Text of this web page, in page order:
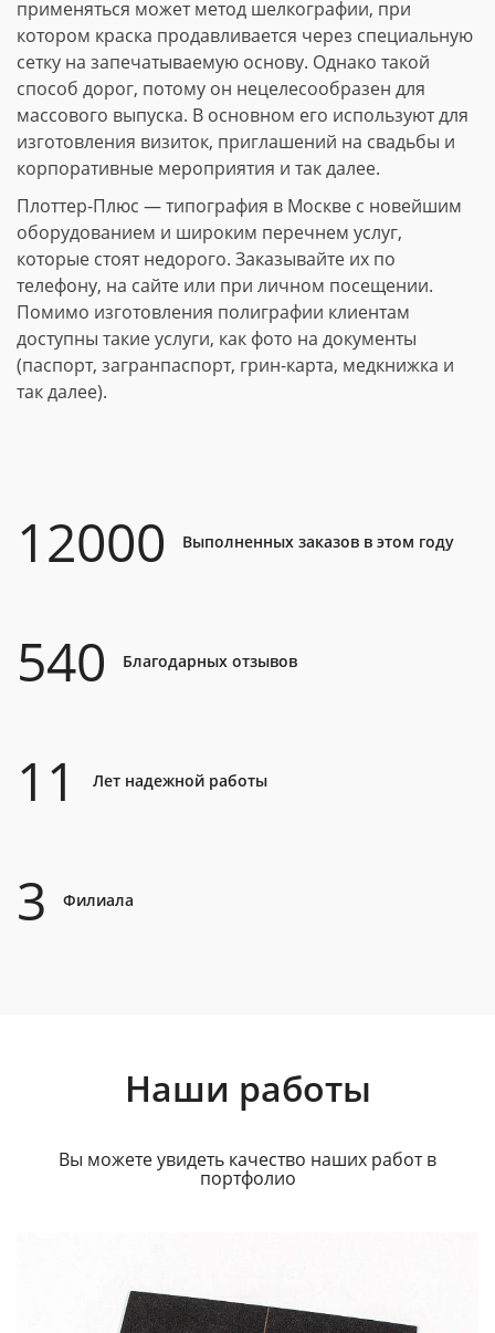
применяться может метод шелкографии, при
котором краска продавливается через специальную
сетку на запечатываемую основу. Однако такой
способ дорог, потому он нецелесообразен для
массового выпуска. В основном его используют для
изготовления визиток, приглашений на свадьбы и
корпоративные мероприятия и так далее.
Плоттер-Плюс — типография в Москве с новейшим
оборудованием и широким перечнем услуг,
которые стоят недорого. Заказывайте их по
телефону, на сайте или при личном посещении.
Помимо изготовления полиграфии клиентам
доступны такие услуги, как фото на документы
(паспорт, загранпаспорт, грин-карта, медкнижка и
так далее).
12000 Выполненных заказов в этом году
540 Благодарных отзывов
11 Лет надежной работы
3 Филиала
Наши работы
Вы можете увидеть качество наших работ в
портфолио